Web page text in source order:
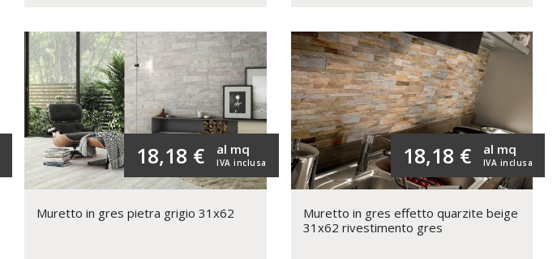
18,18 € IVA inclusa
al mq
Muretto in gres pietra grigio 31x62
18,18 € IVA inclusa
al mq
Muretto in gres effetto quarzite beige
31x62 rivestimento gres